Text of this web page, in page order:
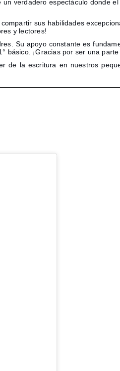
verdadero espectáculo donde
sus habilidades
y lectores!
Su apoyo constante es
básico. ¡Gracias por ser una
la escritura en nuestros